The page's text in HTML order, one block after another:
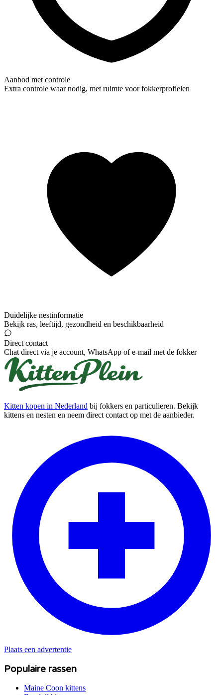
Aanbod met controle
Extra controle waar nodig, met ruimte voor fokkerprofielen
Duidelijke nestinformatie
Bekijk ras, leeftijd, gezondheid en beschikbaarheid
Direct contact
Chat direct via je account, WhatsApp of e-mail met de fokker
Kitten kopen in Nederland bij fokkers en particulieren. Bekijk
kittens en nesten en neem direct contact op met de aanbieder.
Plaats een advertentie
Populaire rassen
Maine Coon kittens